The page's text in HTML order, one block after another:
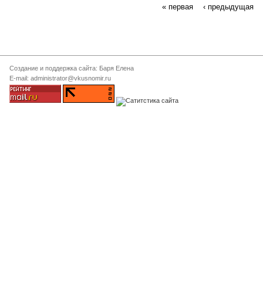
« первая ‹ предыдущая
Создание и поддержка сайта: Баря Елена
E-mail: administrator@vkusnomir.ru